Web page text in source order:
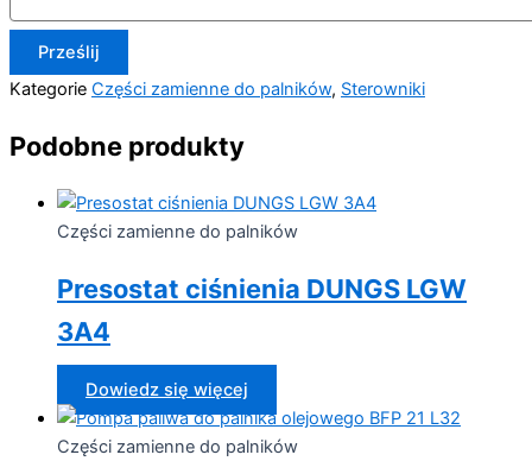
Prześlij
Kategorie Części zamienne do palników, Sterowniki
Podobne produkty
Części zamienne do palników
Presostat ciśnienia DUNGS LGW
3A4
Dowiedz się więcej
Części zamienne do palników